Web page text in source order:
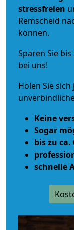
stressfreien
Remscheid
können.
Sparen Sie
bei uns!
Holen Sie
Keine
Sogar
bis zu ca.
schnelle